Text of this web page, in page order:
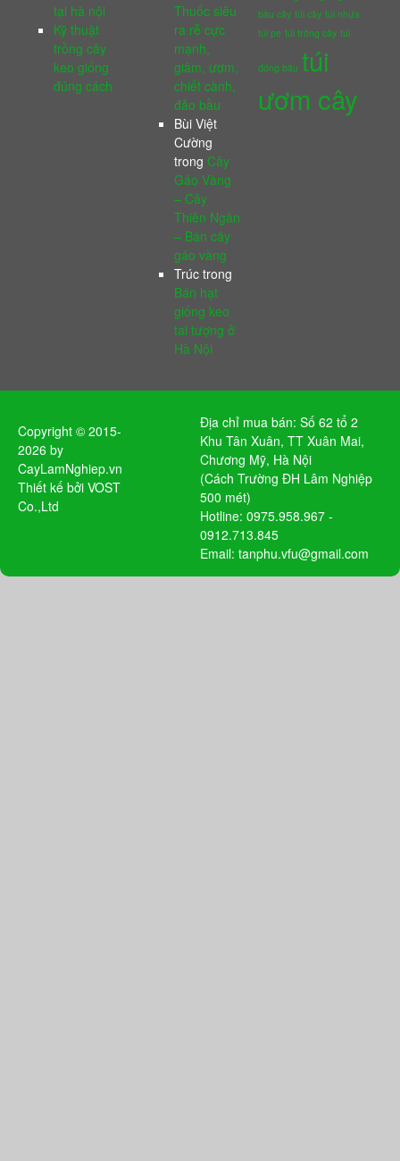
tại hà nội
Kỹ thuật
trồng cây
keo giống
đúng cách
Thuốc siêu
ra rễ cực
mạnh,
giâm, ươm,
chiết cành,
đảo bầu
Bùi Việt
Cường
trong Cây
Gáo Vàng
– Cây
Thiên Ngân
– Bán cây
gáo vàng
Trúctrong
Bán hạt
giống keo
tai tượng ở
Hà Nội
bầu cây túi cây túi nhựa
túi pe túi trồng cây túi
đóng bầu túi
ươm cây
Copyright © 2015-
2026 by
CayLamNghiep.vn
Thiết kế bởi VOST
Co.,Ltd
Địa chỉ mua bán: Số 62 tổ 2
Khu Tân Xuân, TT Xuân Mai,
Chương Mỹ, Hà Nội
(Cách Trường ĐH Lâm Nghiệp
500 mét)
Hotline: 0975.958.967 -
0912.713.845
Email: tanphu.vfu@gmail.com